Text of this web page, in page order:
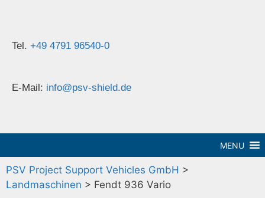
Tel. +49 4791 96540-0
E-Mail: info@psv-shield.de
MENU
PSV Project Support Vehicles GmbH >
Landmaschinen > Fendt 936 Vario